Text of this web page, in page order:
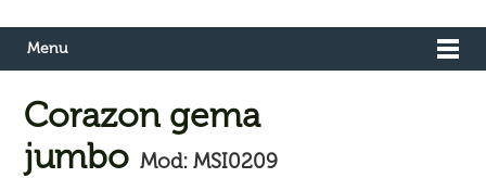
Menu
Corazon gema
jumbo Mod: MSI0209